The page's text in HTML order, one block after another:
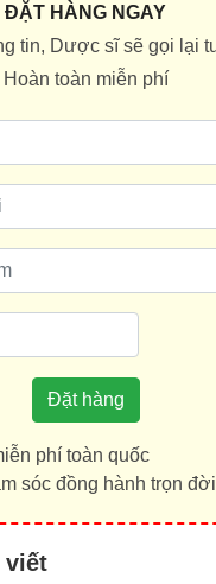
ĐẶT HÀNG NGAY
tin, Dược sĩ sẽ gọi lại
Hoàn toàn miễn phí
Đặt hàng
phí toàn quốc
sóc đồng hành trọn đời
viết